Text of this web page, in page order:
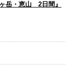
岳・恵山 2日間』